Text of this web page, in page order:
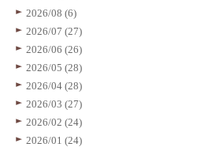
2026/08 (6)
2026/07 (27)
2026/06 (26)
2026/05 (28)
2026/04 (28)
2026/03 (27)
2026/02 (24)
2026/01 (24)